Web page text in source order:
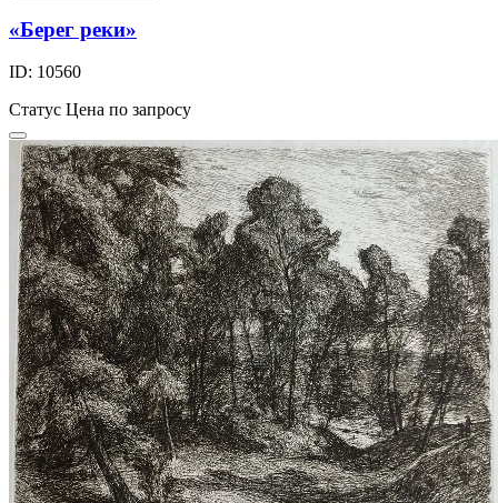
«Берег реки»
ID: 10560
Статус Цена по запросу